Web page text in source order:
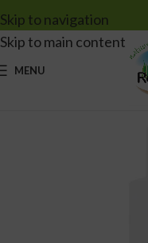
Skip to navigation
Skip to main content
MENU